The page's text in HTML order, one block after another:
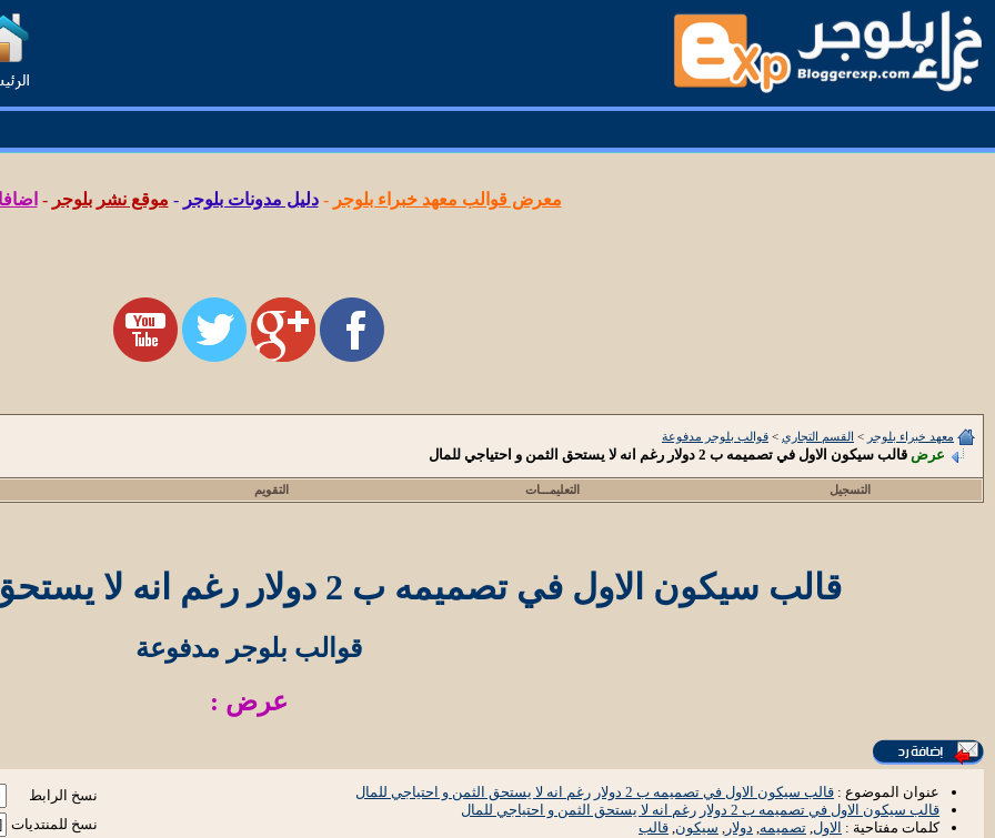
معرض قوالب معهد خبراء بلوجر -دليل مدونات بلوجر - موقع نشر بلوجر -
معهد خبراء بلوجر > القسم التجاري > قوالب بلوجر مدفوعة
عرض قالب سيكون الاول في تصميمه ب 2 دولار رغم انه لا يستحق الثمن و احتياجي للمال
التسجيل التعليمـــات التقويم
قالب سيكون الاول في تصميمه ب 2 دولار رغم انه لا يستحق الثمن و احتياجي للمال
قوالب بلوجر مدفوعة
عرض :
عنوان الموضوع : قالب سيكون الاول في تصميمه ب 2 دولار رغم انه لا يستحق الثمن و احتياجي للمال
قالب سيكون الاول في تصميمه ب 2 دولار رغم انه لا يستحق الثمن و احتياجي للمال
كلمات مفتاحية : الاول, تصميمه, دولار , سيكون, قالب
نسخ الرابط
نسخ للمنتديات